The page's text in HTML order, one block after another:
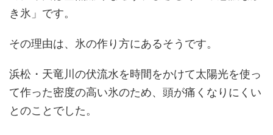
き氷」です。
その理由は、氷の作り方にあるそうです。
浜松・天竜川の伏流水を時間をかけて太陽光を使っ
て作った密度の高い氷のため、頭が痛くなりにくい
とのことでした。